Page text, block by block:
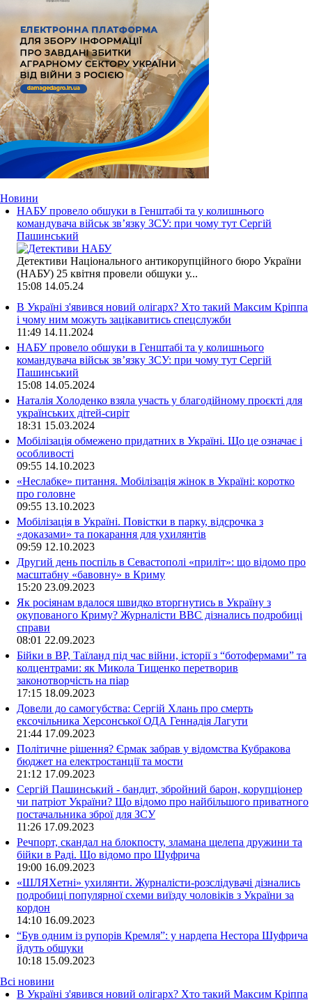
Новини
НАБУ провело обшуки в Генштабі та у колишнього
командувача військ зв’язку ЗСУ: при чому тут Сергій
Пашинський
Детективи Національного антикорупційного бюро України
(НАБУ) 25 квітня провели обшуки у...
15:08 14.05.24
В Україні з'явився новий олігарх? Хто такий Максим Кріппа
і чому ним можуть зацікавитись спецслужби
11:49 14.11.2024
НАБУ провело обшуки в Генштабі та у колишнього
командувача військ зв’язку ЗСУ: при чому тут Сергій
Пашинський
15:08 14.05.2024
Наталія Холоденко взяла участь у благодійному проєкті для
українських дітей-сиріт
18:31 15.03.2024
Мобілізація обмежено придатних в Україні. Що це означає і
особливості
09:55 14.10.2023
«Неслабке» питання. Мобілізація жінок в Україні: коротко
про головне
09:55 13.10.2023
Мобілізація в Україні. Повістки в парку, відсрочка з
«доказами» та покарання для ухилянтів
09:59 12.10.2023
Другий день поспіль в Севастополі «приліт»: що відомо про
масштабну «бавовну» в Криму
15:20 23.09.2023
Як росіянам вдалося швидко вторгнутись в Україну з
окупованого Криму? Журналісти ВВС дізнались подробиці
справи
08:01 22.09.2023
Бійки в ВР, Таїланд під час війни, історії з “ботофермами” та
колцентрами: як Микола Тищенко перетворив
законотворчість на піар
17:15 18.09.2023
Довели до самогубства: Сергій Хлань про смерть
ексочільника Херсонської ОДА Геннадія Лагути
21:44 17.09.2023
Політичне рішення? Єрмак забрав у відомства Кубракова
бюджет на електростанції та мости
21:12 17.09.2023
Сергій Пашинський - бандит, збройний барон, корупціонер
чи патріот України? Що відомо про найбільшого приватного
постачальника зброї для ЗСУ
11:26 17.09.2023
Речпорт, скандал на блокпосту, зламана щелепа дружини та
бійки в Раді. Що відомо про Шуфрича
19:00 16.09.2023
«ШЛЯХетні» ухилянти. Журналісти-розслідувачі дізнались
подробиці популярної схеми виїзду чоловіків з України за
кордон
14:10 16.09.2023
“Був одним із рупорів Кремля”: у нардепа Нестора Шуфрича
йдуть обшуки
10:18 15.09.2023
Всі новини
В Україні з'явився новий олігарх? Хто такий Максим Кріппа